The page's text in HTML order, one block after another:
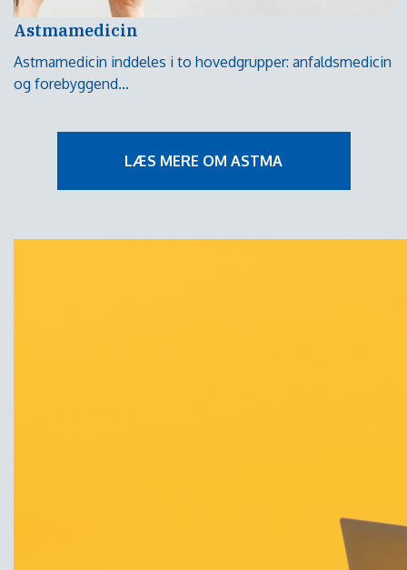
Astmamedicin
Astmamedicin inddeles i to hovedgrupper: anfaldsmedicin
og forebyggend...
LÆS MERE OM ASTMA